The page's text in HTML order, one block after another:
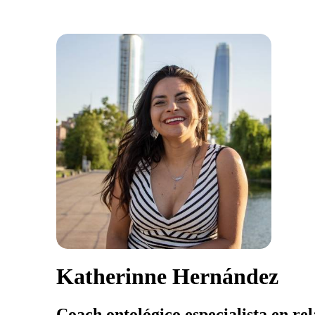
Katherinne Hernández